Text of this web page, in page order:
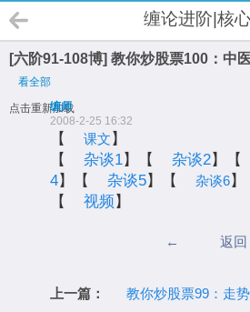
缠论进阶|核
[六阶91-108博] 教你炒股票100：中
看全部
点击重新加载
缠师
2008-2-25 16:32
【 课文 】
【
杂谈1】【 杂谈2】【
4】【 杂谈5】【 杂谈6】
【
视频 】
← 返回
上一篇：
教你炒股票99：走